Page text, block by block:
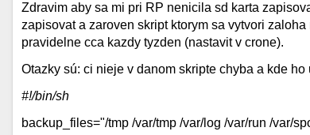
Zdravim aby sa mi pri RP nenicila sd karta
zapisovat a zaroven skript ktorym sa vytvori
pravidelne cca kazdy tyzden (nastavit v crone).
Otazky sú: ci nieje v danom skripte chyba a kde
#!/bin/sh
backup_files="/tmp /var/tmp /var/log /var/run /var/